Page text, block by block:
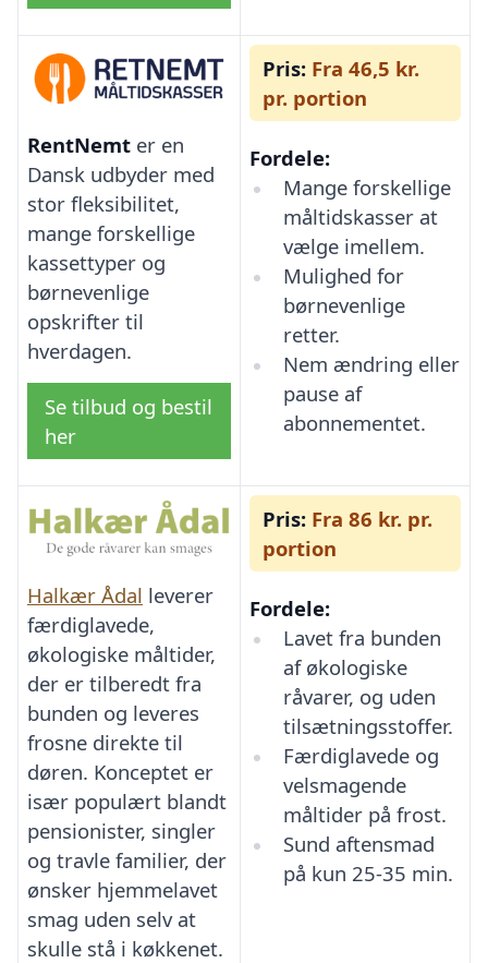
RentNemt er en
Dansk udbyder med
stor fleksibilitet,
mange forskellige
kassettyper og
børnevenlige
opskrifter til
hverdagen.
Se tilbud og bestil
her
Pris: Fra 46,5 kr.
pr. portion
Fordele:
Mange forskellige
måltidskasser at
vælge imellem.
Mulighed for
børnevenlige
retter.
Nem ændring eller
pause af
abonnementet.
Halkær Ådal leverer
færdiglavede,
økologiske måltider,
der er tilberedt fra
bunden og leveres
frosne direkte til
døren. Konceptet er
især populært blandt
pensionister, singler
og travle familier, der
ønsker hjemmelavet
smag uden selv at
skulle stå i køkkenet.
Pris: Fra 86 kr. pr.
portion
Fordele:
Lavet fra bunden
af økologiske
råvarer, og uden
tilsætningsstoffer.
Færdiglavede og
velsmagende
måltider på frost.
Sund aftensmad
på kun 25-35 min.